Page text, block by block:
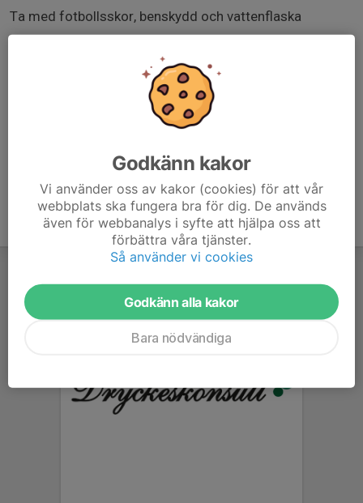
Ta med fotbollsskor, benskydd och vattenflaska
Godkänn kakor
Vi använder oss av kakor (cookies) för att vår
webbplats ska fungera bra för dig. De används
även för webbanalys i syfte att hjälpa oss att
förbättra våra tjänster.
Så använder vi cookies
Godkänn alla kakor
Bara nödvändiga